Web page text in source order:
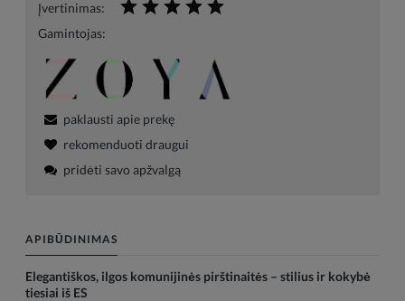
Įvertinimas:
Gamintojas:
paklausti apie prekę
rekomenduoti draugui
pridėti savo apžvalgą
APIBŪDINIMAS
Elegantiškos, ilgos komunijinės pirštinaitės – stilius ir kokybė
tiesiai iš ES